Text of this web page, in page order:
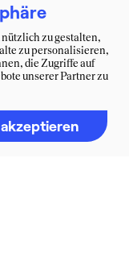
zu gestalten,
zu personalisieren,
die Zugriffe auf
unserer Partner zu